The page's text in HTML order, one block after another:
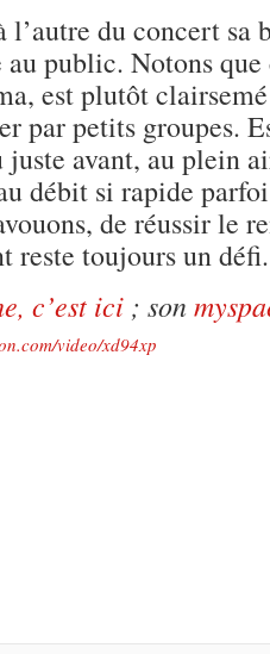
l’autre du concert sa
public. Notons
est plutôt
par petits groupes.
avant, au plein
débit si rapide
de réussir le
reste toujours un
c’est ici ; son
video/xd94xp